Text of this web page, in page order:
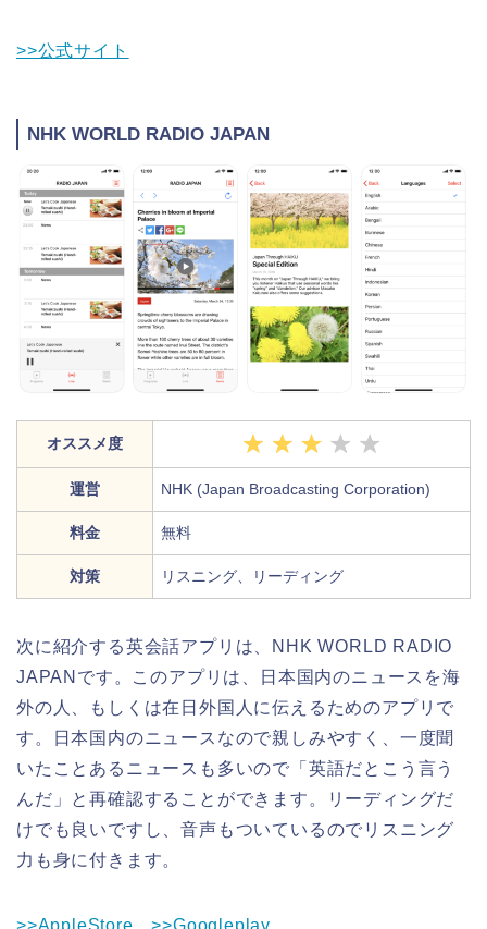
>>公式サイト
NHK WORLD RADIO JAPAN
オススメ度
運営 NHK (Japan Broadcasting Corporation)
料金 無料
対策 リスニング、リーディング
次に紹介する英会話アプリは、NHK WORLD RADIO
JAPANです。このアプリは、日本国内のニュースを海
外の人、もしくは在日外国人に伝えるためのアプリで
す。日本国内のニュースなので親しみやすく、一度聞
いたことあるニュースも多いので「英語だとこう言う
んだ」と再確認することができます。リーディングだ
けでも良いですし、音声もついているのでリスニング
力も身に付きます。
>>AppleStore >>Googleplay